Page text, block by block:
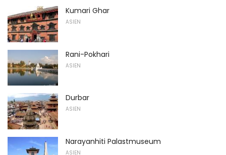
Kumari Ghar
ASIEN
Rani-Pokhari
ASIEN
Durbar
ASIEN
Narayanhiti Palastmuseum
ASIEN